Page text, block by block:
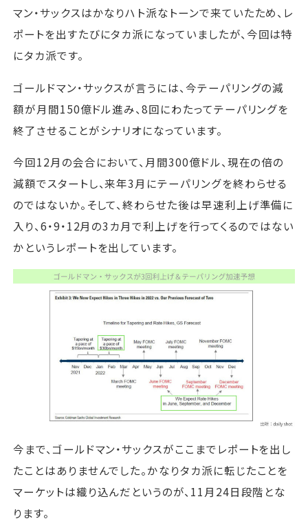
マン・サックスはかなりハト派なトーンで来ていたため、レ
ポートを出すたびにタカ派になっていましたが、今回は特
にタカ派です。
ゴールドマン・サックスが言うには、今テーパリングの減
額が月間150億ドル進み、8回にわたってテーパリングを
終了させることがシナリオになっています。
今回12月の会合において、月間300億ドル、現在の倍の
減額でスタートし、来年3月にテーパリングを終わらせる
のではないか。そして、終わらせた後は早速利上げ準備に
入り、6・9・12月の3カ月で利上げを行ってくるのではない
かというレポートを出しています。
今まで、ゴールドマン・サックスがここまでレポートを出し
たことはありませんでした。かなりタカ派に転じたことを
マーケットは織り込んだというのが、11月24日段階とな
ります。